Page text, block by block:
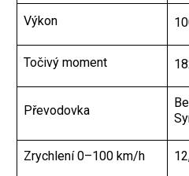
Výkon
Točivý moment
Převodovka
Zrychlení 0–100 km/h